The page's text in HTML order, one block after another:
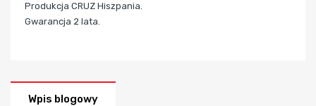
Produkcja CRUZ Hiszpania.
Gwarancja 2 lata.
Wpis blogowy